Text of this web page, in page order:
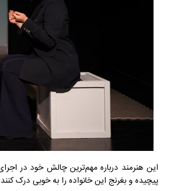
این هنرمند درباره مهم‌ترین چالش خود در
پیچیده و بغرنج این خانواده را به خوبی درک